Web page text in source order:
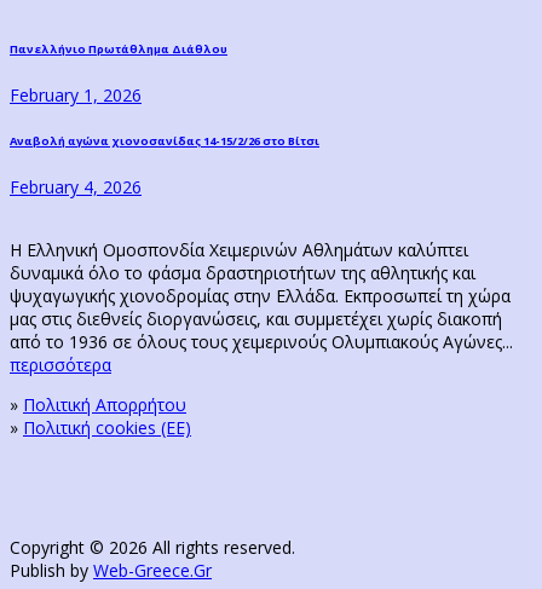
Post
navigation
Previous
Πανελλήνιο Πρωτάθλημα Διάθλου
February 1, 2026
Next
Αναβολή αγώνα χιονοσανίδας 14-15/2/26 στο Βίτσι
February 4, 2026
Η Ελληνική Ομοσπονδία Χειμερινών Αθλημάτων καλύπτει
δυναμικά όλο το φάσμα δραστηριοτήτων της αθλητικής και
ψυχαγωγικής χιονοδρομίας στην Ελλάδα. Εκπροσωπεί τη χώρα
μας στις διεθνείς διοργανώσεις, και συμμετέχει χωρίς διακοπή
από το 1936 σε όλους τους χειμερινούς Ολυμπιακούς Αγώνες...
περισσότερα
» Πολιτική Απορρήτου
» Πολιτική cookies (ΕΕ)
Copyright © 2026 All rights reserved.
Publish by Web-Greece.Gr